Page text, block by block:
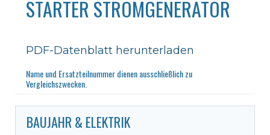
STARTER STROMGENERATOR
PDF-Datenblatt herunterladen
Name und Ersatzteilnummer dienen ausschließlich zu
Vergleichszwecken.
BAUJAHR & ELEKTRIK